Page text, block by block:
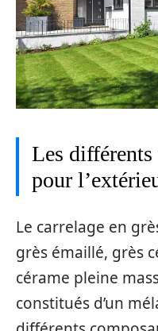
Les différents
pour
Le carrelage en
grès émaillé, grès
cérame pleine
constitués d’un